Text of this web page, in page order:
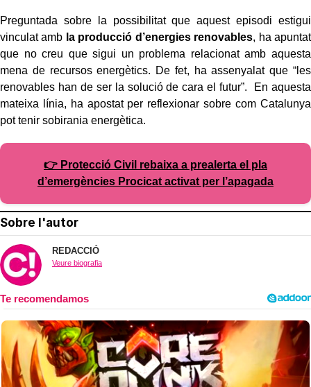
Preguntada sobre la possibilitat que aquest episodi estigui
vinculat amb la producció d’energies renovables, ha apuntat
que no creu que sigui un problema relacionat amb aquesta
mena de recursos energètics. De fet, ha assenyalat que “les
renovables han de ser la solució de cara el futur”. En aquesta
mateixa línia, ha apostat per reflexionar sobre com Catalunya
pot tenir sobirania energètica.
👉 Protecció Civil rebaixa a prealerta el pla
d’emergències Procicat activat per l’apagada
Sobre l'autor
REDACCIÓ
Veure biografia